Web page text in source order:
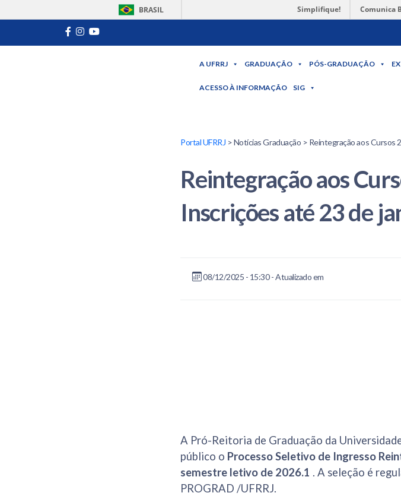
BRASIL Simplifique! Comunica
A UFRRJ GRADUAÇÃO PÓS-GRADUAÇÃO
ACESSO À INFORMAÇÃO SIG
Portal UFRRJ > Notícias Graduação > Reintegração aos Cursos
Reintegração aos
Inscrições até 23 de
08/12/2025 - 15:30 - Atualizado em
A Pró-Reitoria de Graduação da
público o Processo Seletivo de Ingresso
semestre letivo de 2026.1 . A seleção é
PROGRAD /UFRRJ.